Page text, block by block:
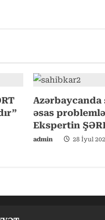
əsas
Ekspertin
admin 28 İyul